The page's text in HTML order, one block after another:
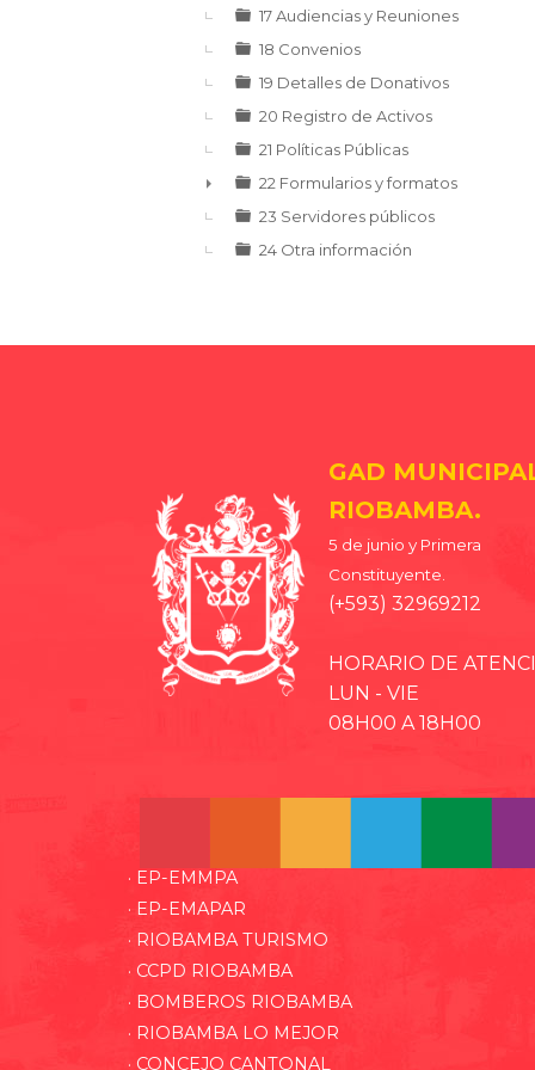
17 Audiencias y Reuniones
18 Convenios
19 Detalles de Donativos
20 Registro de Activos
21 Políticas Públicas
►
22 Formularios y formatos
23 Servidores públicos
24 Otra información
GAD
RIOBAMBA.
5 de junio y Primera
Constituyente.
(+593) 32969212
HORARIO DE
LUN - VIE
08H00 A 18H00
· EP-EMMPA
· EP-EMAPAR
· RIOBAMBA TURISMO
· CCPD RIOBAMBA
· BOMBEROS RIOBAMBA
· RIOBAMBA LO MEJOR
· CONCEJO CANTONAL